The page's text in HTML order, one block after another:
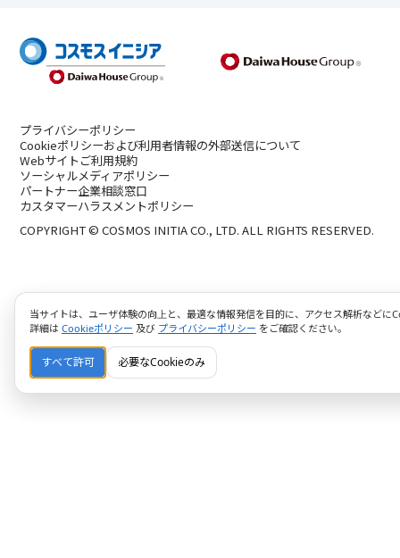
プライバシーポリシー
Cookieポリシーおよび利用者情報の外部送信について
Webサイトご利用規約
ソーシャルメディアポリシー
パートナー企業相談窓口
カスタマーハラスメントポリシー
COPYRIGHT © COSMOS INITIA CO., LTD. ALL RIGHTS RESERVED.
当サイトは、ユーザ体験の向上と、最適な情報発信を目的に、アクセス解析などに
詳細は Cookieポリシー 及び プライバシーポリシー をご確認ください。
すべて許可 必要なCookieのみ